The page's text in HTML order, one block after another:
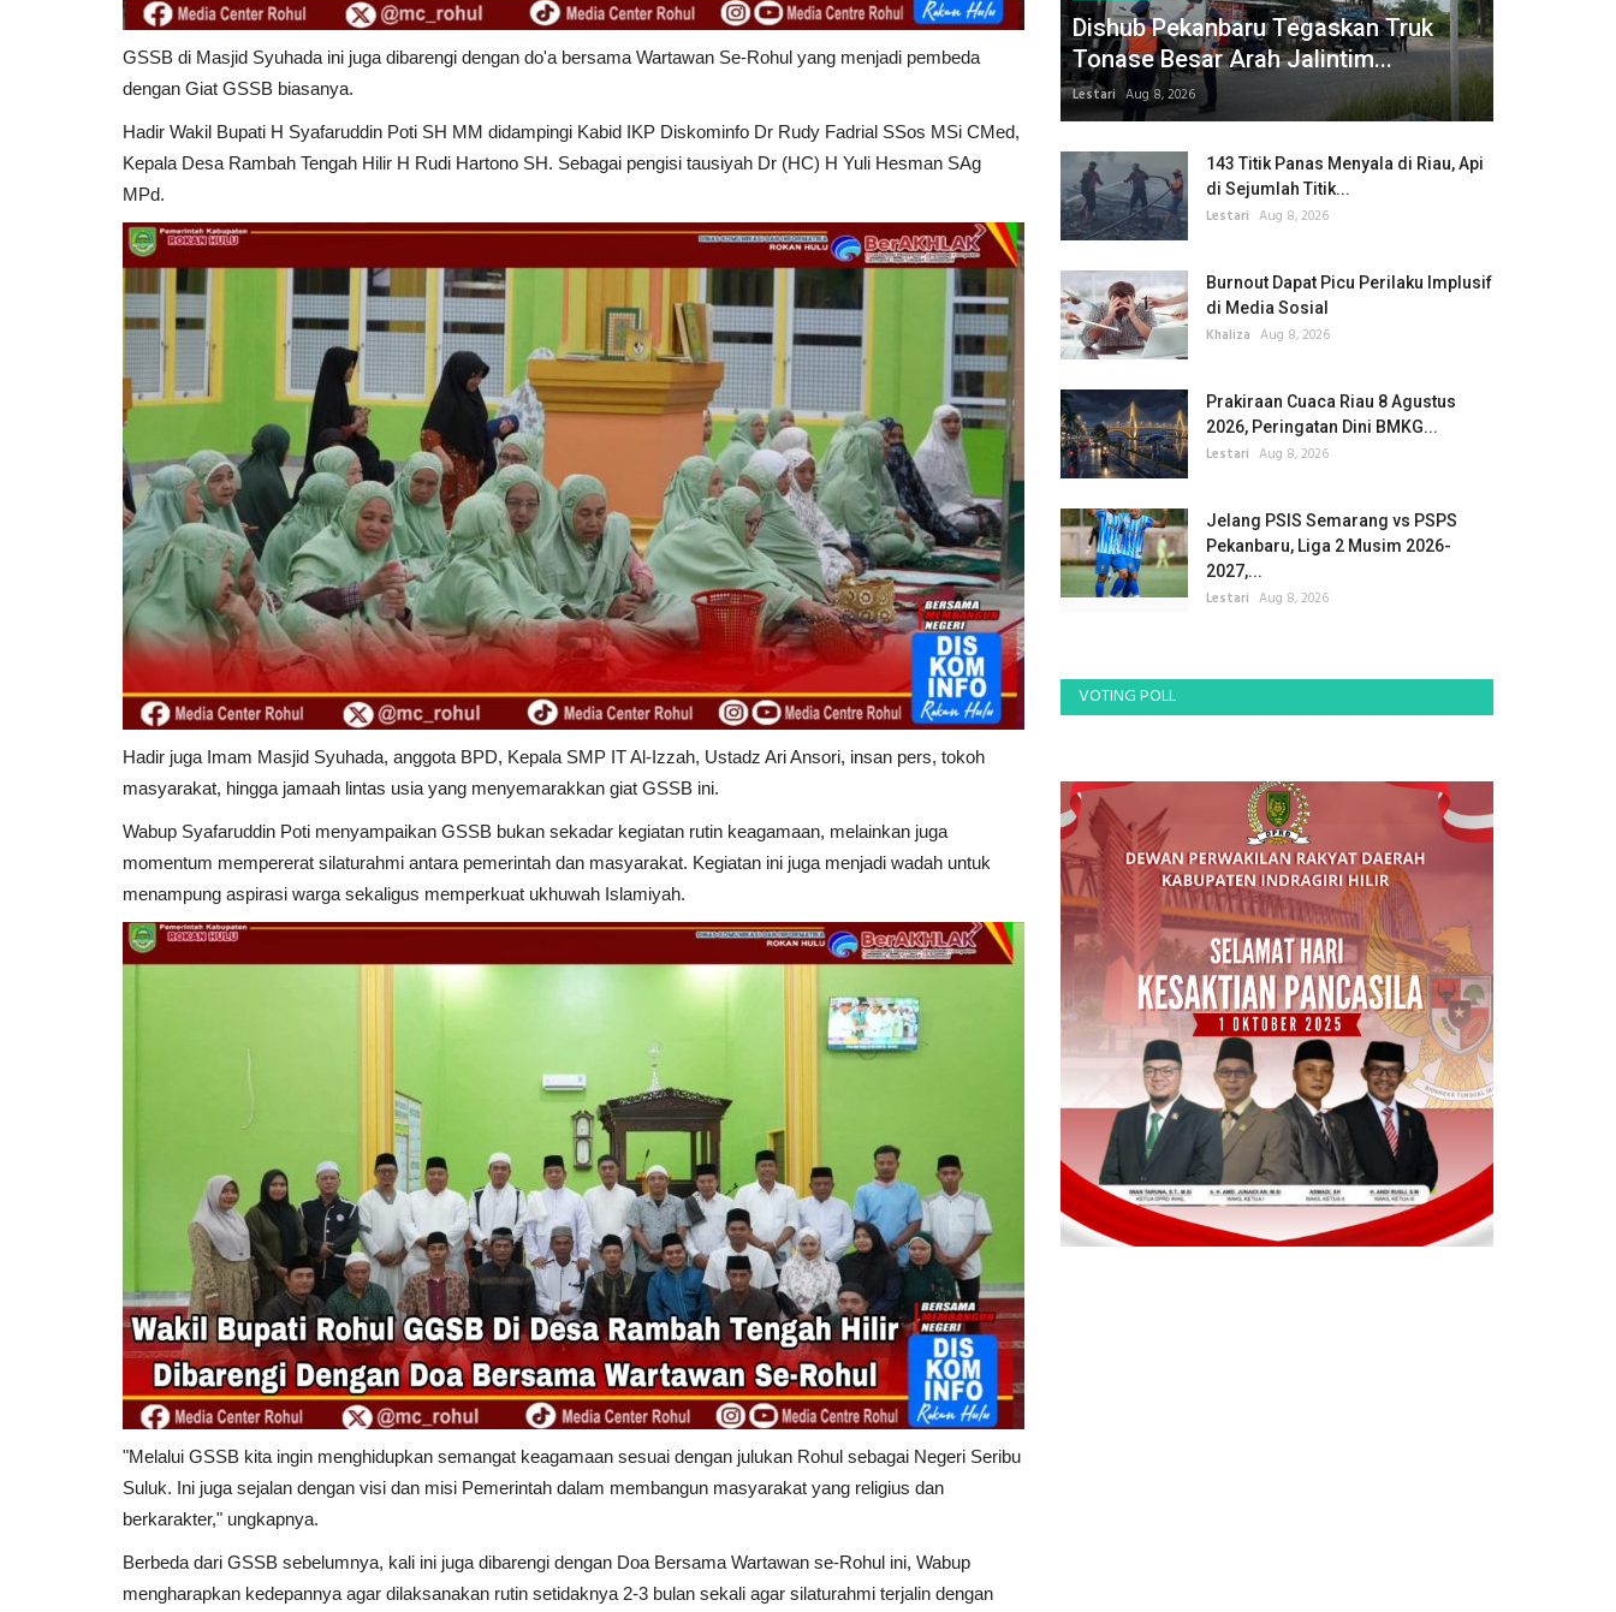
GSSB di Masjid Syuhada ini juga dibarengi dengan do'a bersama Wartawan Se-Rohul yang menjadi pembeda
dengan Giat GSSB biasanya.
Hadir Wakil Bupati H Syafaruddin Poti SH MM didampingi Kabid IKP Diskominfo Dr Rudy Fadrial SSos MSi CMed,
Kepala Desa Rambah Tengah Hilir H Rudi Hartono SH. Sebagai pengisi tausiyah Dr (HC) H Yuli Hesman SAg
MPd.
Hadir juga Imam Masjid Syuhada, anggota BPD, Kepala SMP IT Al-Izzah, Ustadz Ari Ansori, insan pers, tokoh
masyarakat, hingga jamaah lintas usia yang menyemarakkan giat GSSB ini.
Wabup Syafaruddin Poti menyampaikan GSSB bukan sekadar kegiatan rutin keagamaan, melainkan juga
momentum mempererat silaturahmi antara pemerintah dan masyarakat. Kegiatan ini juga menjadi wadah untuk
menampung aspirasi warga sekaligus memperkuat ukhuwah Islamiyah.
"Melalui GSSB kita ingin menghidupkan semangat keagamaan sesuai dengan julukan Rohul sebagai Negeri Seribu
Suluk. Ini juga sejalan dengan visi dan misi Pemerintah dalam membangun masyarakat yang religius dan
berkarakter," ungkapnya.
Berbeda dari GSSB sebelumnya, kali ini juga dibarengi dengan Doa Bersama Wartawan se-Rohul ini, Wabup
mengharapkan kedepannya agar dilaksanakan rutin setidaknya 2-3 bulan sekali agar silaturahmi terjalin dengan
Dishub Pekanbaru Tegaskan Truk
Tonase Besar Arah Jalintim...
Lestari Aug 8, 2026
143 Titik Panas Menyala di Riau, Api
di Sejumlah Titik...
Lestari Aug 8, 2026
Burnout Dapat Picu Perilaku Implusif
di Media Sosial
Khaliza Aug 8, 2026
Prakiraan Cuaca Riau 8 Agustus
2026, Peringatan Dini BMKG...
Lestari Aug 8, 2026
Jelang PSIS Semarang vs PSPS
Pekanbaru, Liga 2 Musim 2026-
2027,...
Lestari Aug 8, 2026
VOTING POLL